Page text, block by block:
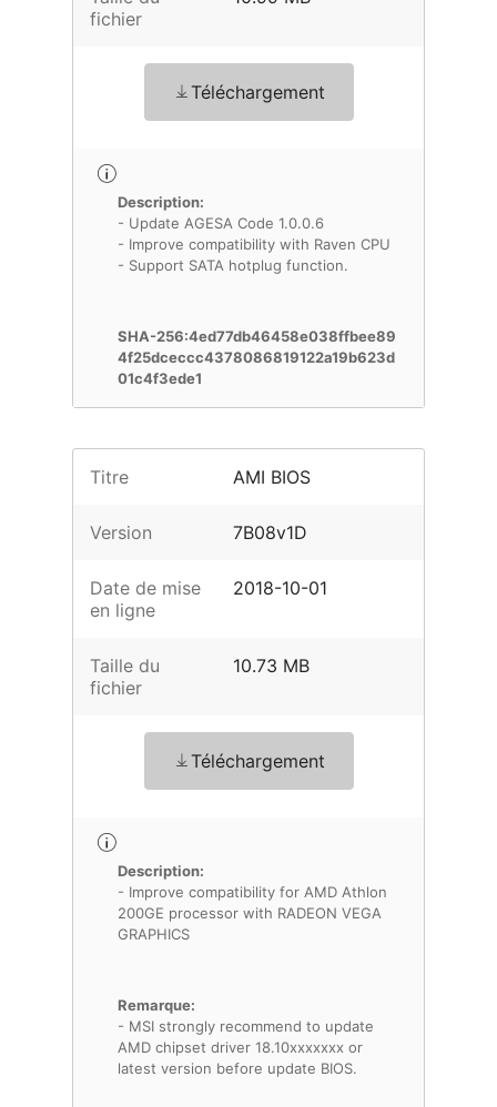
fichier
Téléchargement
Description:
- Update AGESA Code 1.0.0.6
- Improve compatibility with Raven CPU
- Support SATA hotplug function.
SHA-256:4ed77db46458e038ffbee89
4f25dceccc4378086819122a19b623d
01c4f3ede1
Titre AMI BIOS
Version 7B08v1D
Date de mise
en ligne
2018-10-01
Taille du
fichier
10.73 MB
Téléchargement
Description:
- Improve compatibility for AMD Athlon
200GE processor with RADEON VEGA
GRAPHICS
Remarque:
- MSI strongly recommend to update
AMD chipset driver 18.10xxxxxxx or
latest version before update BIOS.